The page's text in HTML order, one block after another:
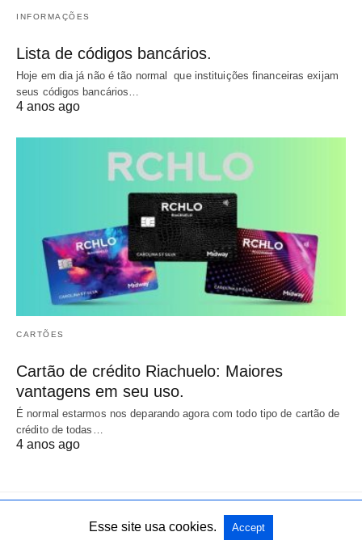
INFORMAÇÕES
Lista de códigos bancários.
Hoje em dia já não é tão normal que instituições financeiras exijam
seus códigos bancários…
4 anos ago
CARTÕES
Cartão de crédito Riachuelo: Maiores
vantagens em seu uso.
É normal estarmos nos deparando agora com todo tipo de cartão de
crédito de todas…
4 anos ago
All Rights Reserved View Non-AMP Version
Esse site usa cookies. Accept